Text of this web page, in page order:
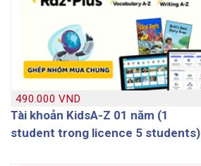
490.000 VND
Tài khoản KidsA-Z 01 năm (1
student trong licence 5 students)